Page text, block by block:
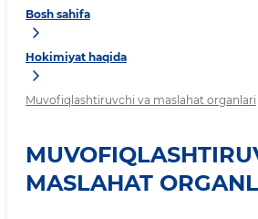
Bosh sahifa
Hokimiyat haqida
Muvofiqlashtiruvchi va maslahat organlari
MASLAHAT